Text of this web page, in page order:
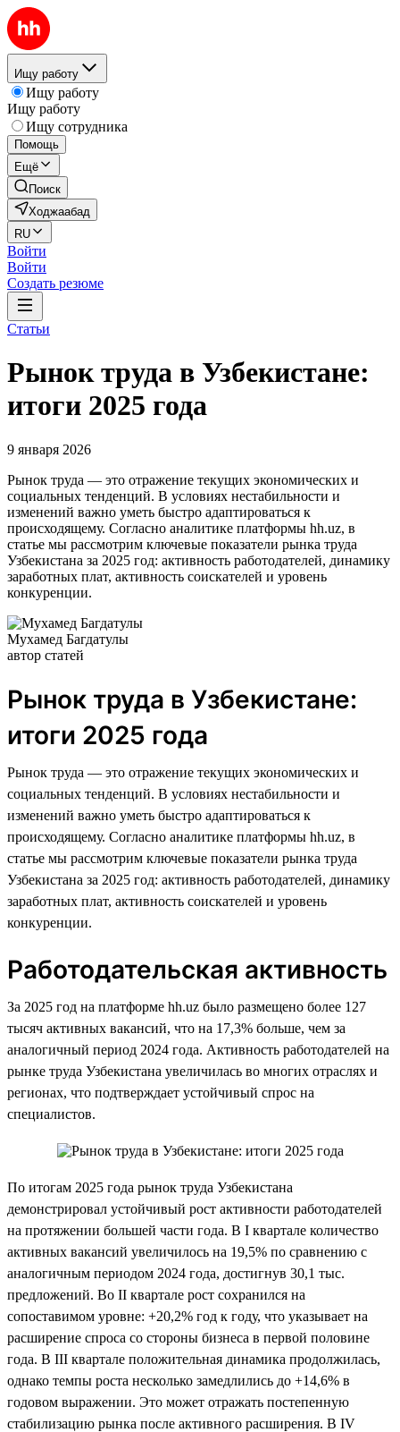
Ищу работу
Ищу работу
Ищу работу
Ищу сотрудника
Помощь
Ещё
Поиск
Ходжаабад
RU
Войти
Войти
Создать резюме
Статьи
Рынок труда в Узбекистане:
итоги 2025 года
9 января 2026
Рынок труда — это отражение текущих экономических и
социальных тенденций. В условиях нестабильности и
изменений важно уметь быстро адаптироваться к
происходящему. Согласно аналитике платформы hh.uz, в
статье мы рассмотрим ключевые показатели рынка труда
Узбекистана за 2025 год: активность работодателей, динамику
заработных плат, активность соискателей и уровень
конкуренции.
Мухамед Багдатулы
автор статей
Рынок труда в Узбекистане:
итоги 2025 года
Рынок труда — это отражение текущих экономических и
социальных тенденций. В условиях нестабильности и
изменений важно уметь быстро адаптироваться к
происходящему. Согласно аналитике платформы hh.uz, в
статье мы рассмотрим ключевые показатели рынка труда
Узбекистана за 2025 год: активность работодателей, динамику
заработных плат, активность соискателей и уровень
конкуренции.
Работодательская активность
За 2025 год на платформе hh.uz было размещено более 127
тысяч активных вакансий, что на 17,3% больше, чем за
аналогичный период 2024 года. Активность работодателей на
рынке труда Узбекистана увеличилась во многих отраслях и
регионах, что подтверждает устойчивый спрос на
специалистов.
По итогам 2025 года рынок труда Узбекистана
демонстрировал устойчивый рост активности работодателей
на протяжении большей части года. В I квартале количество
активных вакансий увеличилось на 19,5% по сравнению с
аналогичным периодом 2024 года, достигнув 30,1 тыс.
предложений. Во II квартале рост сохранился на
сопоставимом уровне: +20,2% год к году, что указывает на
расширение спроса со стороны бизнеса в первой половине
года. В III квартале положительная динамика продолжилась,
однако темпы роста несколько замедлились до +14,6% в
годовом выражении. Это может отражать постепенную
стабилизацию рынка после активного расширения. В IV